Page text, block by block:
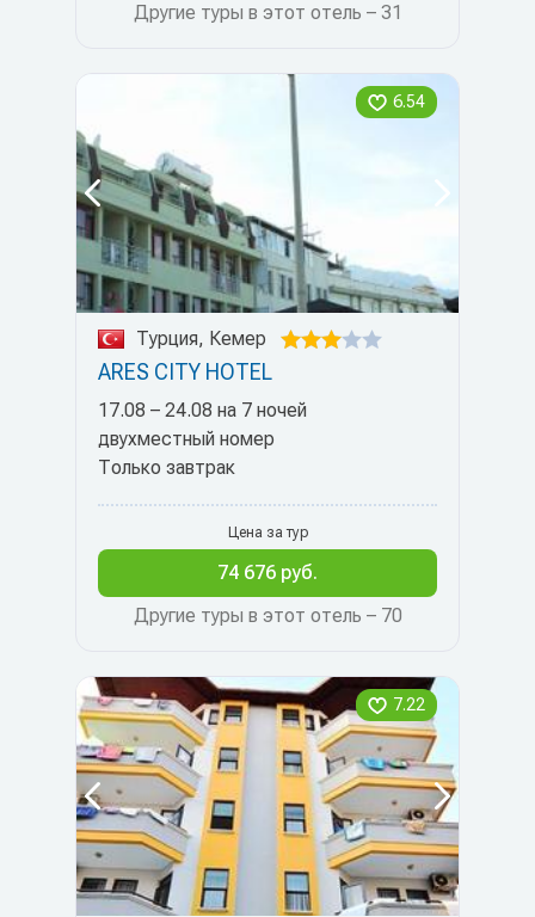
Другие туры в этот отель – 31
6.54
Турция, Кемер
ARES CITY HOTEL
17.08 – 24.08 на 7 ночей
двухместный номер
Только завтрак
Другие туры в этот отель – 70
Цена за тур
74 676 руб.
7.22